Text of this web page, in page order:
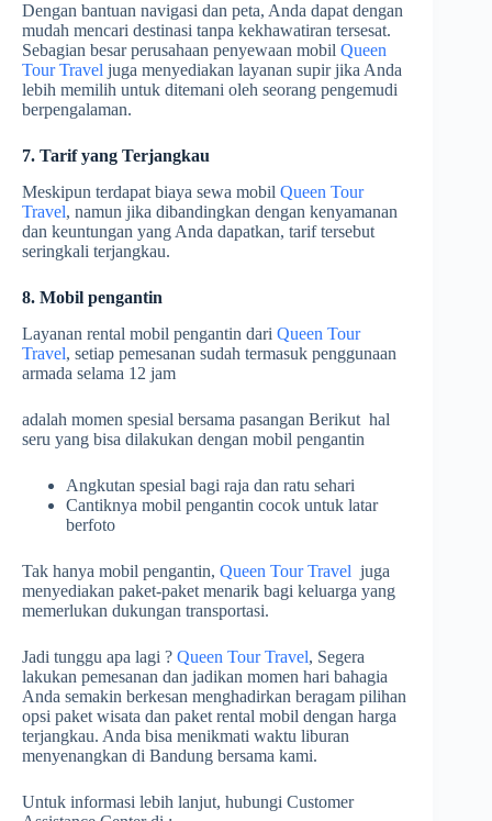
Dengan bantuan navigasi dan peta, Anda dapat dengan
mudah mencari destinasi tanpa kekhawatiran tersesat.
Sebagian besar perusahaan penyewaan mobil Queen
Tour Travel juga menyediakan layanan supir jika Anda
lebih memilih untuk ditemani oleh seorang pengemudi
berpengalaman.
7. Tarif yang Terjangkau
Meskipun terdapat biaya sewa mobil Queen Tour
Travel, namun jika dibandingkan dengan kenyamanan
dan keuntungan yang Anda dapatkan, tarif tersebut
seringkali terjangkau.
8. Mobil pengantin
Layanan rental mobil pengantin dari Queen Tour
Travel, setiap pemesanan sudah termasuk penggunaan
armada selama 12 jam
adalah momen spesial bersama pasangan Berikut hal
seru yang bisa dilakukan dengan mobil pengantin
Angkutan spesial bagi raja dan ratu sehari
Cantiknya mobil pengantin cocok untuk latar
berfoto
Tak hanya mobil pengantin, Queen Tour Travel juga
menyediakan paket-paket menarik bagi keluarga yang
memerlukan dukungan transportasi.
Jadi tunggu apa lagi ? Queen Tour Travel, Segera
lakukan pemesanan dan jadikan momen hari bahagia
Anda semakin berkesan menghadirkan beragam pilihan
opsi paket wisata dan paket rental mobil dengan harga
terjangkau. Anda bisa menikmati waktu liburan
menyenangkan di Bandung bersama kami.
Untuk informasi lebih lanjut, hubungi Customer